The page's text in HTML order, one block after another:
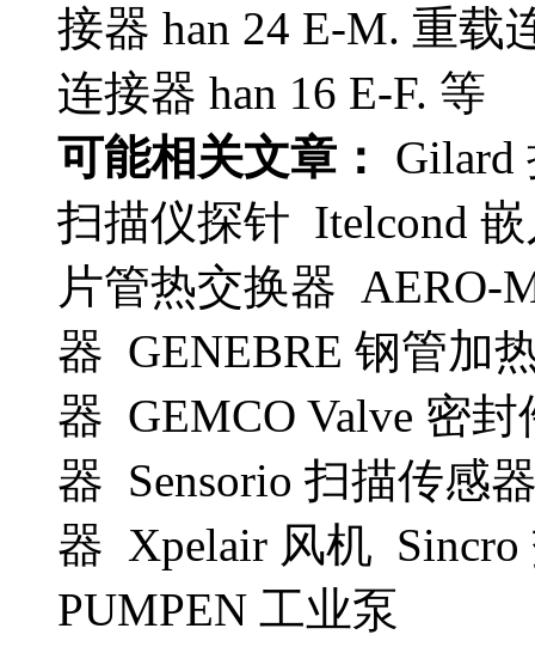
接器 han 24 E-M. 重载
连接器 han 16 E-F. 等
可能相关文章：
扫描仪探针 Itelcond
片管热交换器 AERO-
器 GENEBRE 钢管加
器 GEMCO Valve 密
器 Sensorio 扫描传感
器 Xpelair 风机 Sincro
PUMPEN 工业泵